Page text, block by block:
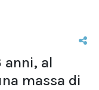
anni, al
massa di